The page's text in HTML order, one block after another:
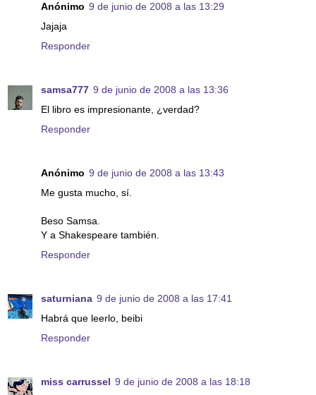
Anónimo 9 de junio de 2008 a las 13:29
Jajaja
Responder
samsa777 9 de junio de 2008 a las 13:36
El libro es impresionante, ¿verdad?
Responder
Anónimo 9 de junio de 2008 a las 13:43
Me gusta mucho, sí.
Beso Samsa.
Y a Shakespeare también.
Responder
saturniana 9 de junio de 2008 a las 17:41
Habrá que leerlo, beibi
Responder
miss carrussel 9 de junio de 2008 a las 18:18